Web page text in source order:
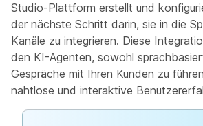
Studio-Plattform erstellt und
der nächste Schritt darin, sie in die
Kanäle zu integrieren. Diese
den KI-Agenten, sowohl
Gespräche mit Ihren Kunden zu
nahtlose und interaktive